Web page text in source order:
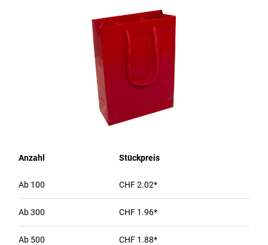
Anzahl Stückpreis
Ab 100 CHF 2.02*
Ab300 CHF 1.96*
Ab 500 CHF 1.88*